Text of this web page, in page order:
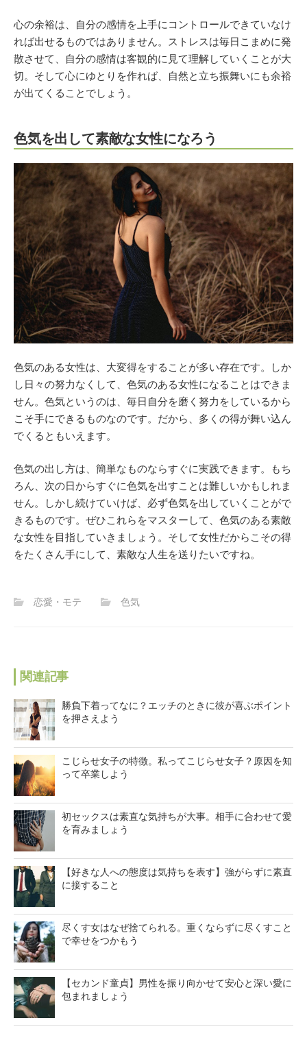
心の余裕は、自分の感情を上手にコントロールできていなけ
れば出せるものではありません。ストレスは毎日こまめに発
散させて、自分の感情は客観的に見て理解していくことが大
切。そして心にゆとりを作れば、自然と立ち振舞いにも余裕
が出てくることでしょう。
色気を出して素敵な女性になろう
色気のある女性は、大変得をすることが多い存在です。しか
し日々の努力なくして、色気のある女性になることはできま
せん。色気というのは、毎日自分を磨く努力をしているから
こそ手にできるものなのです。だから、多くの得が舞い込ん
でくるともいえます。
色気の出し方は、簡単なものならすぐに実践できます。もち
ろん、次の日からすぐに色気を出すことは難しいかもしれま
せん。しかし続けていけば、必ず色気を出していくことがで
きるものです。ぜひこれらをマスターして、色気のある素敵
な女性を目指していきましょう。そして女性だからこその得
をたくさん手にして、素敵な人生を送りたいですね。
恋愛・モテ 色気
関連記事
勝負下着ってなに？エッチのときに彼が喜ぶポイント
を押さえよう
こじらせ女子の特徴。私ってこじらせ女子？原因を知
って卒業しよう
初セックスは素直な気持ちが大事。相手に合わせて愛
を育みましょう
【好きな人への態度は気持ちを表す】強がらずに素直
に接すること
尽くす女はなぜ捨てられる。重くならずに尽くすこと
で幸せをつかもう
【セカンド童貞】男性を振り向かせて安心と深い愛に
包まれましょう